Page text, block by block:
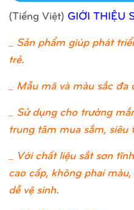
(Tiếng Việt) GIỚI THIỆU
Sản phẩm giúp phát
trẻ.
_ Mẫu mã và màu sắc đa
_ Sử dụng cho trường
trung tâm mua sắm,
_ Với chất liệu sắt sơn
cao cấp, không phai
dễ vệ sinh.